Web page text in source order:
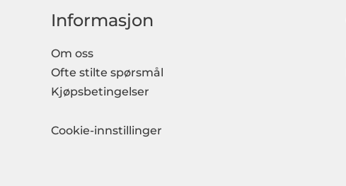
Informasjon
Om oss
Ofte stilte spørsmål
Kjøpsbetingelser
Cookie-innstillinger